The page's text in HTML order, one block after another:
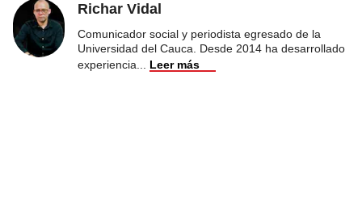
Richar Vidal
Comunicador social y periodista egresado de la
Universidad del Cauca. Desde 2014 ha desarrollado
experiencia
Leer más